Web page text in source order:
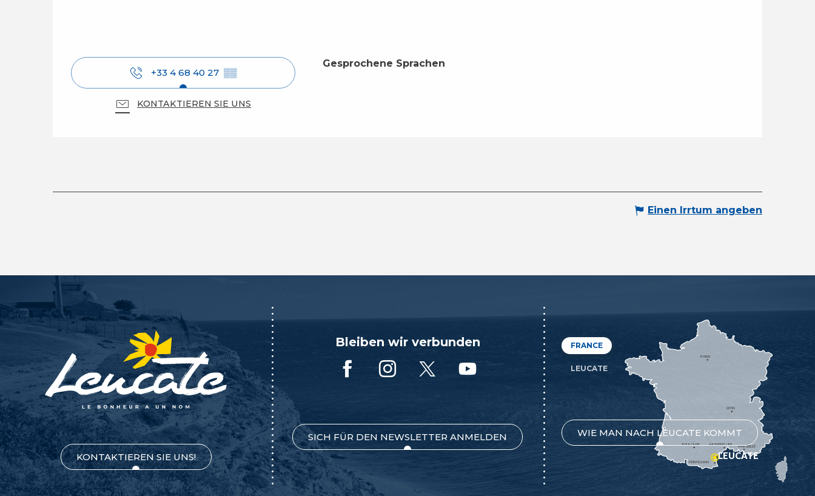
+33 4 68 40 27 ▒▒
KONTAKTIEREN SIE UNS
Gesprochene Sprachen
Gesprochene Sprachen
Einen Irrtum angeben
KONTAKTIEREN SIE UNS!
Bleiben wir verbunden
SICH FÜR DEN NEWSLETTER ANMELDEN
FRANCE
LEUCATE
WIE MAN NACH LEUCATE KOMMT
MONTPELLIER
PERPIGNAN
MARSEILLE
TOULOUSE
LYON
PARIS
LEUCATE